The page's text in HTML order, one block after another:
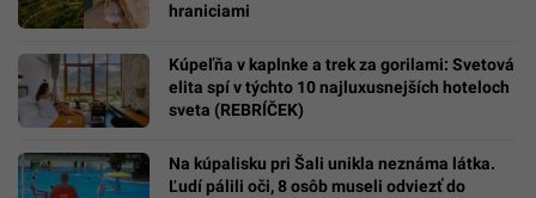
hraniciami
Kúpeľňa v kaplnke a trek za gorilami: Svetová
elita spí v týchto 10 najluxusnejších hoteloch
sveta (REBRÍČEK)
Na kúpalisku pri Šali unikla neznáma látka.
Ľudí pálili oči, 8 osôb museli odviezť do